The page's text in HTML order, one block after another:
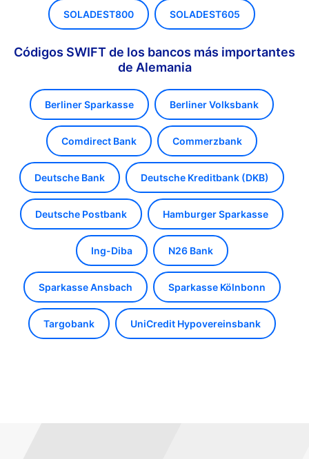
SOLADEST800 SOLADEST605
Códigos SWIFT de los bancos más importantes
de Alemania
Berliner Sparkasse Berliner Volksbank
Comdirect Bank Commerzbank
Deutsche Bank Deutsche Kreditbank (DKB)
Deutsche Postbank Hamburger Sparkasse
Ing-Diba N26 Bank
Sparkasse Ansbach Sparkasse Kölnbonn
Targobank UniCredit Hypovereinsbank